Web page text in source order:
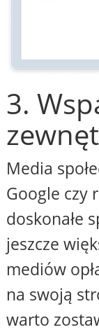
3.
Media
Google czy
doskonałe
jeszcze
mediów
na swoją
warto